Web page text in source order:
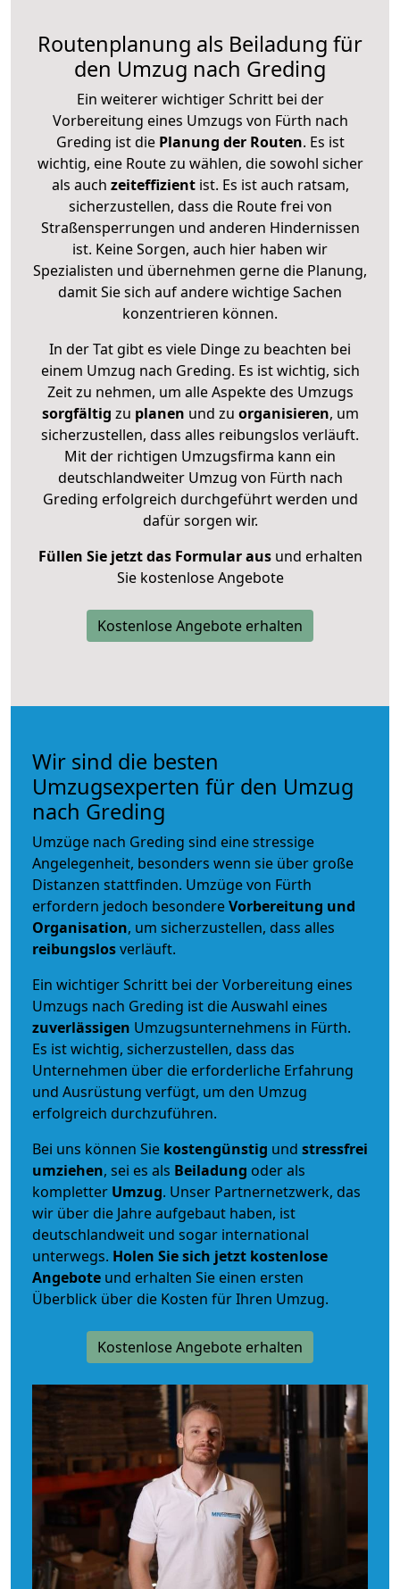
Routenplanung als Beiladung für
den Umzug nach Greding
Ein weiterer wichtiger Schritt bei der
Vorbereitung eines Umzugs von Fürth nach
Greding ist diePlanung der Routen. Es ist
wichtig, eine Route zu wählen, die sowohl sicher
als auch zeiteffizientist. Es ist auch ratsam,
sicherzustellen, dass die Route frei von
Straßensperrungen und anderen Hindernissen
ist. Keine Sorgen, auch hier haben wir
Spezialisten und übernehmen gerne die Planung,
damit Sie sich auf andere wichtige Sachen
konzentrieren können.
In der Tat gibt es viele Dinge zu beachten bei
einem Umzug nach Greding. Es ist wichtig, sich
Zeit zu nehmen, um alle Aspekte des Umzugs
sorgfältig zu planen und zu organisieren, um
sicherzustellen, dass alles reibungslos verläuft.
Mit der richtigen Umzugsfirma kann ein
deutschlandweiter Umzug von Fürth nach
Greding erfolgreich durchgeführt werden und
dafür sorgen wir.
Füllen Sie jetzt das Formular ausund erhalten
Sie kostenlose Angebote
Kostenlose Angebote erhalten
Wir sind die besten
Umzugsexperten für den Umzug
nach Greding
Umzüge nach Greding sind eine stressige
Angelegenheit, besonders wenn sie über große
Distanzen stattfinden. Umzüge von Fürth
erfordern jedoch besondereVorbereitung und
Organisation, um sicherzustellen, dass alles
reibungslosverläuft.
Ein wichtiger Schritt bei der Vorbereitung eines
Umzugs nach Greding ist die Auswahl eines
zuverlässigen Umzugsunternehmens in Fürth.
Es ist wichtig, sicherzustellen, dass das
Unternehmen über die erforderliche Erfahrung
und Ausrüstung verfügt, um den Umzug
erfolgreich durchzuführen.
Bei uns können Sie kostengünstig und stressfrei
umziehen, sei es als Beiladung oder als
kompletter Umzug. Unser Partnernetzwerk, das
wir über die Jahre aufgebaut haben, ist
deutschlandweit und sogar international
unterwegs. Holen Sie sich jetzt kostenlose
Angebote und erhalten Sie einen ersten
Überblick über die Kosten für Ihren Umzug.
Kostenlose Angebote erhalten